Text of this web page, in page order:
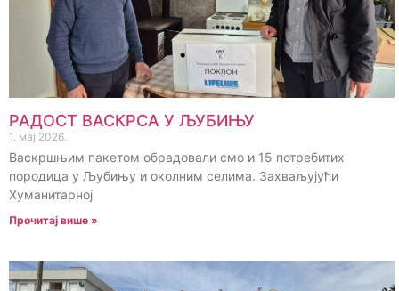
РАДОСТ ВАСКРСА У ЉУБИЊУ
1. мај 2026.
Васкршњим пакетом обрадовали смо и 15 потребитих
породица у Љубињу и околним селима. Захваљујући
Хуманитарној
Прочитај више »